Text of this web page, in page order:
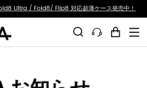
Ultra / Fold8/ Flip8 対応超薄ケース発売中！